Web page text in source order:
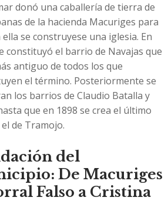
donó una caballería de tierra de
de la hacienda Macuriges para
ella se construyese una iglesia. En
constituyó el barrio de Navajas que
antiguo de todos los que
el término. Posteriormente se
los barrios de Claudio Batalla y
que en 1898 se crea el último
de Tramojo.
del
De Macuriges
Falso a Cristina